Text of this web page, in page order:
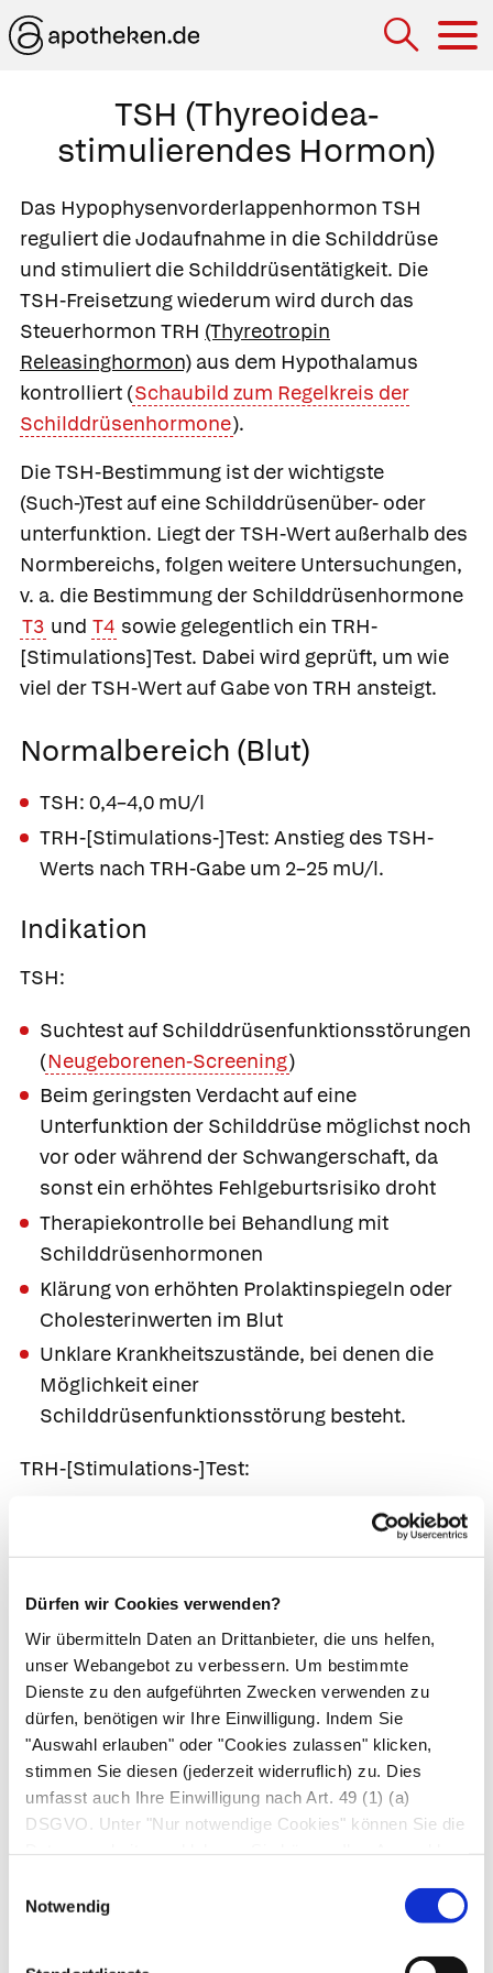
Dürfen wir Cookies verwenden?
Wir übermitteln Daten an Drittanbieter, die uns helfen,
unser Webangebot zu verbessern. Um bestimmte
Dienste zu den aufgeführten Zwecken verwenden zu
dürfen, benötigen wir Ihre Einwilligung. Indem Sie
"Auswahl erlauben" oder "Cookies zulassen" klicken,
stimmen Sie diesen (jederzeit widerruflich) zu. Dies
umfasst auch Ihre Einwilligung nach Art. 49 (1) (a)
DSGVO. Unter "Nur notwendige Cookies" können Sie die
Notwendig
TSH (Thyreoidea-
stimulierendes Hormon)
Das Hypophysenvorderlappenhormon TSH
reguliert die Jodaufnahme in die Schilddrüse
und stimuliert die Schilddrüsentätigkeit. Die
TSH-Freisetzung wiederum wird durch das
Steuerhormon TRH (Thyreotropin
Releasinghormon) aus dem Hypothalamus
kontrolliert (Schaubild zum Regelkreis der
Schilddrüsenhormone).
Die TSH-Bestimmung ist der wichtigste
(Such-)Test auf eine Schilddrüsenüber- oder
unterfunktion. Liegt der TSH-Wert außerhalb des
Normbereichs, folgen weitere Untersuchungen,
v. a. die Bestimmung der Schilddrüsenhormone
T3 und T4 sowie gelegentlich einTRH-
[Stimulations]Test. Dabei wird geprüft, um wie
viel der TSH-Wert auf Gabe von TRH ansteigt.
Normalbereich (Blut)
TSH: 0,4–4,0 mU/l
TRH-[Stimulations-]Test: Anstieg des TSH-
Werts nach TRH-Gabe um 2–25 mU/l.
Indikation
TSH:
Suchtest auf Schilddrüsenfunktionsstörungen
(Neugeborenen-Screening)
Beim geringsten Verdacht auf eine
Unterfunktion der Schilddrüse möglichst noch
vor oder während der Schwangerschaft, da
sonst ein erhöhtes Fehlgeburtsrisiko droht
Therapiekontrolle bei Behandlung mit
Schilddrüsenhormonen
Klärung von erhöhten Prolaktinspiegeln oder
Cholesterinwerten im Blut
Unklare Krankheitszustände, bei denen die
Möglichkeit einer
Schilddrüsenfunktionsstörung besteht.
TRH-[Stimulations-]Test:
Unklare Schilddrüsenfunktionsstörungen, die
durch Bestimmung der übrigen
Erkrankungen von Hypothalamus und
Hypophyse.
Ursachen erhöhter Werte
TSH:
Schilddrüsenunterfunktion
Schilddrüsenüberfunktion).